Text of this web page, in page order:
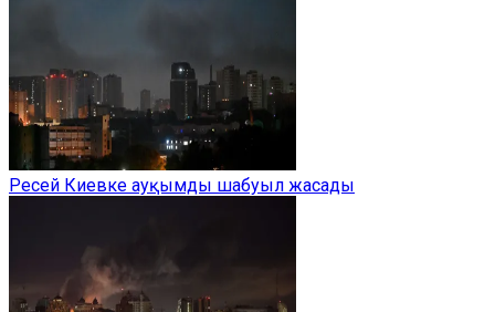
Ресей Киевке ауқымды шабуыл жасады